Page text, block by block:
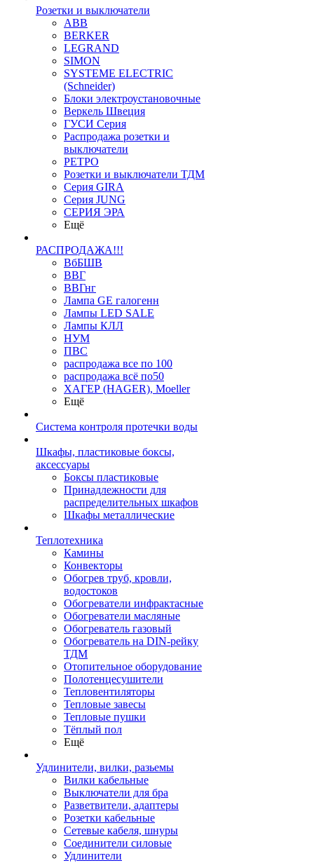
Розетки и выключатели
ABB
BERKER
LEGRAND
SIMON
SYSTEME ELECTRIC
(Schneider)
Блоки электроустановочные
Веркель Швеция
ГУСИ Серия
Распродажа розетки и
выключатели
РЕТРО
Розетки и выключатели ТДМ
Серия GIRA
Серия JUNG
СЕРИЯ ЭРА
Ещё
РАСПРОДАЖА!!!
ВбБШВ
ВВГ
ВВГнг
Лампа GE галогенн
Лампы LED SALE
Лампы КЛЛ
НУМ
ПВС
распродажа все по 100
распродажа всё по50
ХАГЕР (HAGER), Moeller
Ещё
Система контроля протечки воды
Шкафы, пластиковые боксы,
аксессуары
Боксы пластиковые
Принадлежности для
распределительных шкафов
Шкафы металлические
Теплотехника
Камины
Конвекторы
Обогрев труб, кровли,
водостоков
Обогреватели инфрактасные
Обогреватели масляные
Обогреватель газовый
Обогреватель на DIN-рейку
ТДМ
Отопительное оборудование
Полотенцесушители
Тепловентиляторы
Тепловые завесы
Тепловые пушки
Тёплый пол
Ещё
Удлинители, вилки, разьемы
Вилки кабельные
Выключатели для бра
Разветвители, адаптеры
Розетки кабельные
Сетевые кабеля, шнуры
Соединители силовые
Удлинители